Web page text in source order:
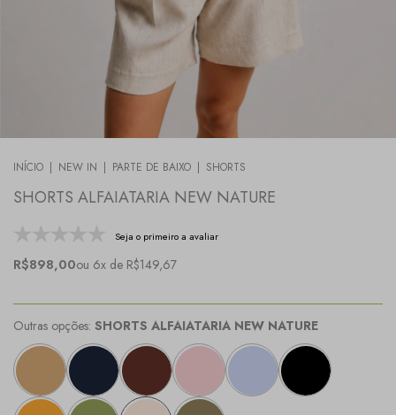
INÍCIO | NEW IN | PARTE DE BAIXO | SHORTS
SHORTS ALFAIATARIA NEW NATURE
Seja o primeiro a avaliar
R$898,00ou 6x de R$149,67
Outras opções: SHORTS ALFAIATARIA NEW NATURE